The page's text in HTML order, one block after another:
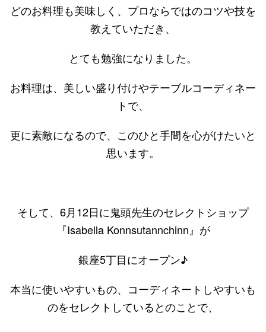
どのお料理も美味しく、プロならではのコツや技を
教えていただき、
とても勉強になりました。
お料理は、美しい盛り付けやテーブルコーディネー
トで、
更に素敵になるので、このひと手間を心がけたいと
思います。
そして、6月12日に鬼頭先生のセレクトショップ
『Isabella Konnsutannchinn』が
銀座5丁目にオープン♪
本当に使いやすいもの、コーディネートしやすいも
のをセレクトしているとのことで、